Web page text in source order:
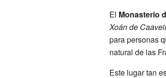
El Monasterio
Xoán de
para personas
natural de las
Este lugar tan